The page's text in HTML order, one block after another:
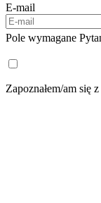
E-mail
Pole wymagane
Zapoznałem/am się z